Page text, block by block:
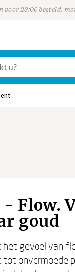
voor 23:00 besteld,
Flow.
goud
het gevoel van
tot onvermoede